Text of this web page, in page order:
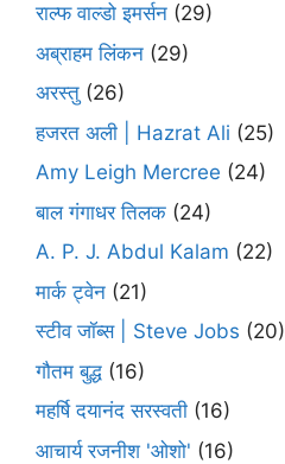
राल्फ वाल्डो इमर्सन (29)
अब्राहम लिंकन (29)
अरस्तु (26)
हजरत अली | Hazrat Ali (25)
Amy Leigh Mercree (24)
बाल गंगाधर तिलक (24)
A. P. J. Abdul Kalam (22)
मार्क ट्वेन (21)
स्टीव जॉब्स | Steve Jobs (20)
गौतम बुद्ध (16)
महर्षि दयानंद सरस्वती (16)
आचार्य रजनीश 'ओशो' (16)